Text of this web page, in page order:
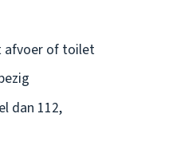
afvoer of toilet
dan 112,